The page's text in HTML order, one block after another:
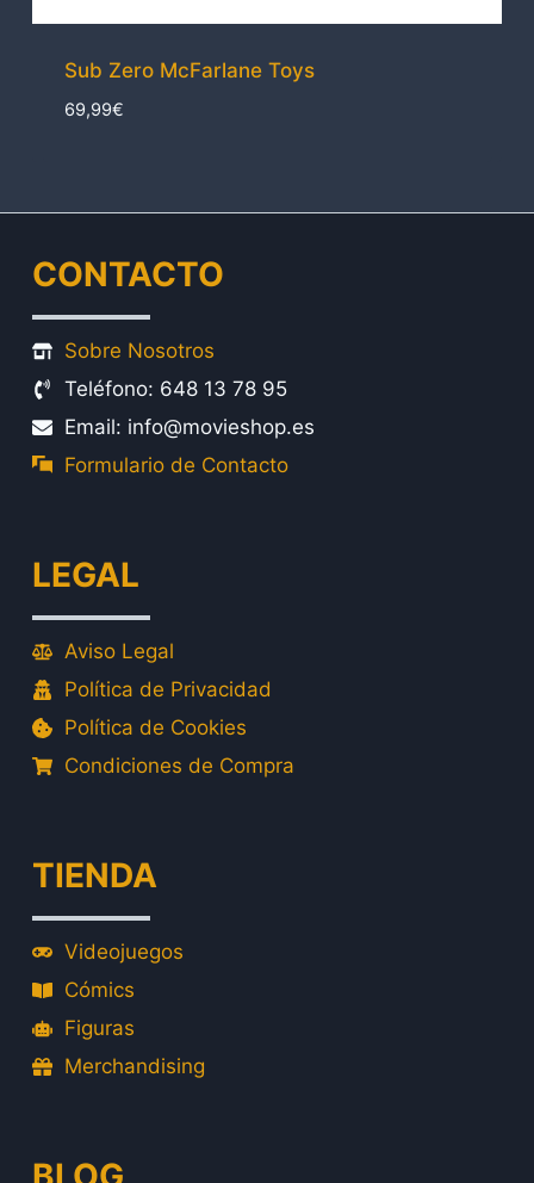
Sub Zero McFarlane Toys
69,99€
CONTACTO
Sobre Nosotros
Teléfono: 648 13 78 95
Email: info@movieshop.es
Formulario de Contacto
LEGAL
Aviso Legal
Política de Privacidad
Política de Cookies
Condiciones de Compra
TIENDA
Videojuegos
Cómics
Figuras
Merchandising